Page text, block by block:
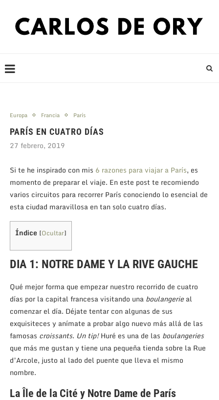
Europa Francia París
PARÍS EN CUATRO DÍAS
27 febrero, 2019
Si te he inspirado con mis 6 razones para viajar a París, es
momento de preparar el viaje. En este post te recomiendo
varios circuitos para recorrer París conociendo lo esencial de
esta ciudad maravillosa en tan solo cuatro días.
Índice [Ocultar]
DIA 1: NOTRE DAME Y LA RIVE GAUCHE
Qué mejor forma que empezar nuestro recorrido de cuatro
días por la capital francesa visitando una boulangerieal
comenzar el día. Déjate tentar con algunas de sus
exquisiteces y anímate a probar algo nuevo más allá de las
famosas croissants. Un tip!Huré es una de las boulangeries
que más me gustan y tiene una pequeña tienda sobre la Rue
d’Arcole, justo al lado del puente que lleva el mismo
nombre.
La Île de la Cité y Notre Dame de París